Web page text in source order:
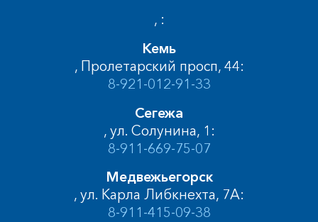
, :
Кемь
, Пролетарский просп, 44:
8-921-012-91-33
Сегежа
, ул. Солунина, 1:
8-911-669-75-07
Медвежьегорск
, ул. Карла Либкнехта, 7А:
8-911-415-09-38